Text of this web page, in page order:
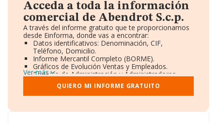
Acceda a toda la información
comercial de Abendrot S.c.p.
A través del informe gratuito que te proporcionamos
desde Einforma, donde vas a encontrar:
Datos identificativos: Denominación, CIF,
Teléfono, Domicilio.
Informe Mercantil Completo (BORME).
Gráficos de Evolución Ventas y Empleados.
Consejo de Administración y Administradores.
Directivos y Ejecutivos.
Accionistas.
Participaciones y Vinculaciones en otras empresas.
Información oficial y registral complementaria.
Ver más
QUIERO MI INFORME GRATUITO